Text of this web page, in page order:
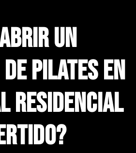
un
Pilates en
residencial